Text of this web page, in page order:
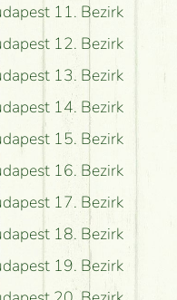
11. Bezirk
12. Bezirk
13. Bezirk
14. Bezirk
15. Bezirk
16. Bezirk
17. Bezirk
18. Bezirk
19. Bezirk